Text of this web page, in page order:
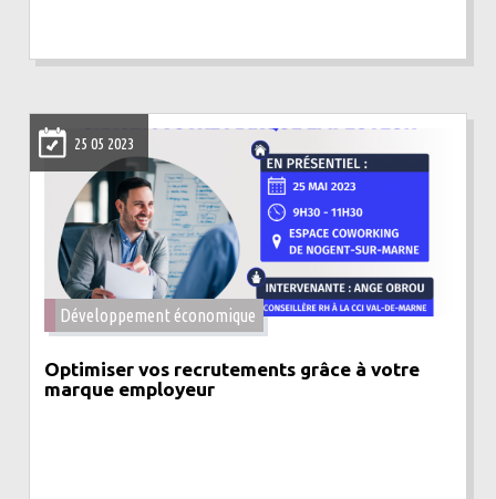
25 05 2023
Développement économique
Optimiser vos recrutements grâce à votre
marque employeur